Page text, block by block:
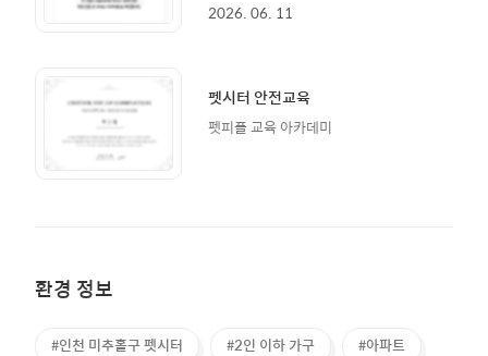
2026. 06. 11
펫시터 안전교육
펫피플 교육 아카데미
환경 정보
#인천 미추홀구 펫시터 #2인 이하 가구 #아파트